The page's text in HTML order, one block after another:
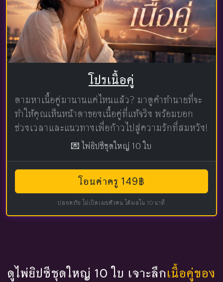
โปรเนื้อคู่
ตามหาเนื้อคู่มานานแค่ไหนแล้ว? มาดูคำทำนายที่จะ
ทำให้คุณเห็นหน้าตาของเนื้อคู่ที่แท้จริง พร้อมบอก
ช่วงเวลาและแนวทางเพื่อก้าวไปสู่ความรักที่สมหวัง!
💌 ไพ่ยิปซีชุดใหญ่ 10 ใบ
โอนค่าครู 149฿
ปลอดภัย ไม่เปิดเผยตัวตน ได้ผลใน 10 นาที
ดูไพ่ยิปซีชุดใหญ่ 10 ใบ เจาะลึกเนื้อคู่ของ